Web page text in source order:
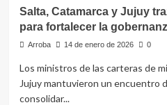
Salar
Hombre
Muerto
avanza
en
una
de
desarrollo
con
Salta, Catamarca y Jujuy
para fortalecer la
Arroba 14 de enero de 2026 0
Los ministros de las carteras de
Jujuy mantuvieron un encuentro
consolidar...